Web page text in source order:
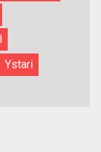
Ystari